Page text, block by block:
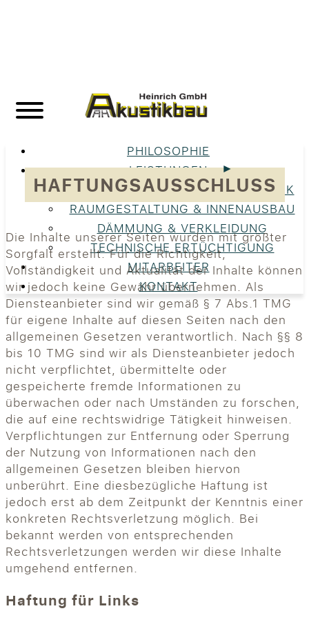
PHILOSOPHIE
LEISTUNGEN
UNSERE LEISTUNGEN IM ÜBERBLICK
RAUMGESTALTUNG & INNENAUSBAU
DÄMMUNG & VERKLEIDUNG
TECHNISCHE ERTÜCHTIGUNG
MITARBEITER
KONTAKT
HAFTUNGSAUSSCHLUSS
Die Inhalte unserer Seiten wurden mit größter
Sorgfalt erstellt. Für die Richtigkeit,
Vollständigkeit und Aktualität der Inhalte können
wir jedoch keine Gewähr übernehmen. Als
Diensteanbieter sind wir gemäß § 7 Abs.1 TMG
für eigene Inhalte auf diesen Seiten nach den
allgemeinen Gesetzen verantwortlich. Nach §§ 8
bis 10 TMG sind wir als Diensteanbieter jedoch
nicht verpflichtet, übermittelte oder
gespeicherte fremde Informationen zu
überwachen oder nach Umständen zu forschen,
die auf eine rechtswidrige Tätigkeit hinweisen.
Verpflichtungen zur Entfernung oder Sperrung
der Nutzung von Informationen nach den
allgemeinen Gesetzen bleiben hiervon
unberührt. Eine diesbezügliche Haftung ist
jedoch erst ab dem Zeitpunkt der Kenntnis einer
konkreten Rechtsverletzung möglich. Bei
bekannt werden von entsprechenden
Rechtsverletzungen werden wir diese Inhalte
umgehend entfernen.
Haftung für Links